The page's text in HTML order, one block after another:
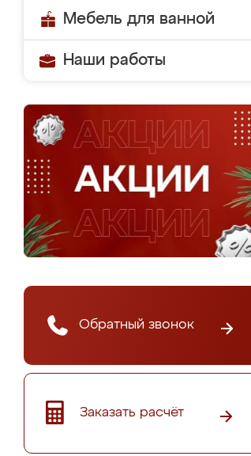
Мебель для ванной
Наши работы
Обратный звонок
Заказать расчёт